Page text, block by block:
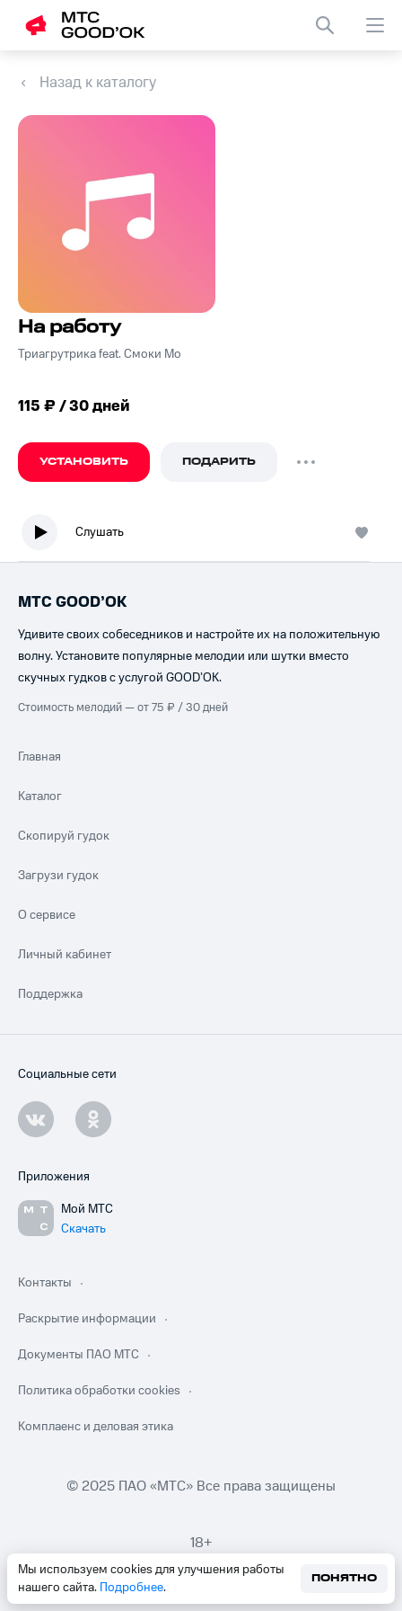
Назад к каталогу
На работу
Триагрутрика feat. Смоки Мо
115 ₽ / 30 дней
УСТАНОВИТЬ ПОДАРИТЬ
Слушать
Мы используем cookies для улучшения работы
нашего сайта. Подробнее.
ПОНЯТНО
МТС GOOD’OK
Удивите своих собеседников и настройте их на положительную
волну. Установите популярные мелодии или шутки вместо
скучных гудков с услугой GOOD’OK.
Стоимость мелодий — от 75 ₽ / 30 дней
Главная
Каталог
Скопируй гудок
Загрузи гудок
О сервисе
Личный кабинет
Поддержка
Социальные сети
Приложения
Мой МТС
Скачать
Контакты
Раскрытие информации
Документы ПАО МТС
Политика обработки cookies
Комплаенс и деловая этика
© 2025 ПАО «МТС» Все права защищены
18+